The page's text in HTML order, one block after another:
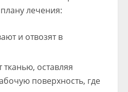
лечения:
и отвозят в
оставляя
поверхность, где